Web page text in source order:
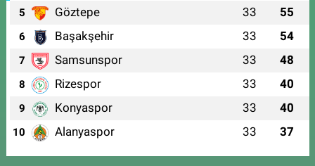
5 Göztepe 33 55
6 Başakşehir 33 54
7 Samsunspor 33 48
8 Rizespor 33 40
9 Konyaspor 33 40
10 Alanyaspor 33 37